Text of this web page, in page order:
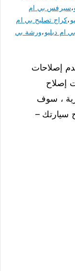
،سيرفس بي ام
،كراج تصليح بي ام
ام دبليو،ورشة بي
إصلاحات
إصلاح
، سوف
سيارتك –